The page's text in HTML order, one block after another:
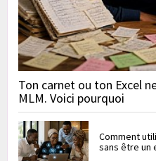
Ton carnet ou ton Excel
MLM. Voici pourquoi
Comment
sans être un